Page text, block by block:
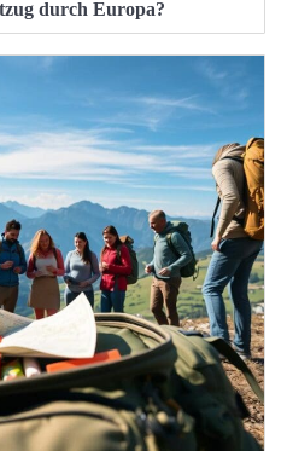
durch Europa?